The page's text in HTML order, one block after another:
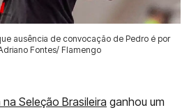
ausência de convocação de Pedro é por
Fontes/ Flamengo
Seleção Brasileira ganhou um